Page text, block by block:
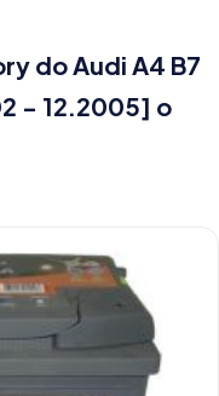
do Audi A4 B7
- 12.2005] o